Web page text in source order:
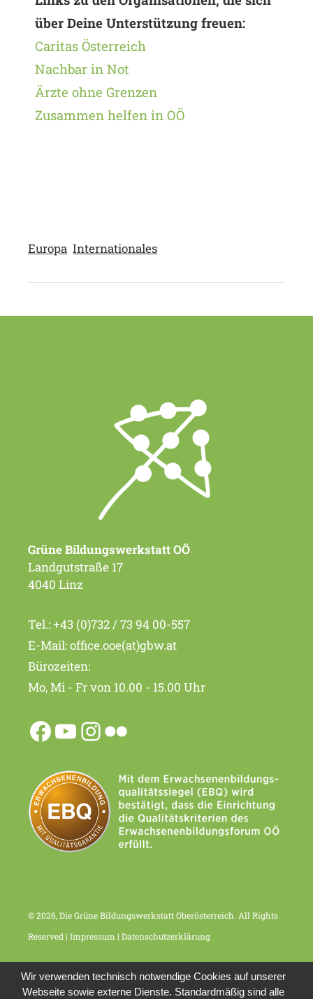
über Deine Unterstützung freuen:
Caritas Österreich
Nachbar in Not
Ärzte ohne Grenzen
Zusammen helfen in OÖ
Europa Internationales
Grüne Bildungswerkstatt OÖ
Landgutstraße 17
4040 Linz
Tel.:+43 (0)732 / 73 94 00-557
E-Mail:office.ooe(at)gbw.at
Bürozeiten:
Mo, Mi - Fr von 10.00 - 15.00 Uhr
© 2026, Die Grüne Bildungswerkstatt Oberösterreich. All Rights
Reserved |Impressum |Datenschutzerklärung
Wir verwenden technisch notwendige Cookies auf unserer
Webseite sowie externe Dienste. Standardmäßig sind alle